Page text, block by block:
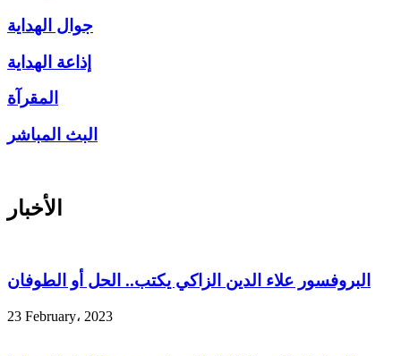
جوال الهداية
إذاعة الهداية
المقرآة
البث المباشر
الأخبار
البروفسور علاء الدين الزاكي يكتب.. الحل أو الطوفان
23 February، 2023